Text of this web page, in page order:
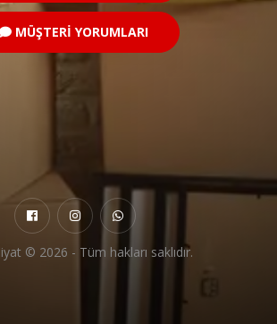
MÜŞTERİ YORUMLARI
© 2026 - Tüm hakları saklıdır.